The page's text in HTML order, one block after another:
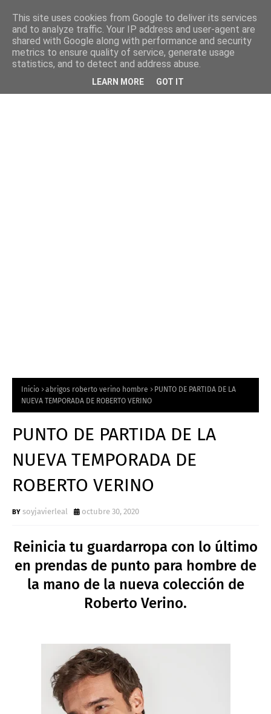
Inicio abrigos roberto verino hombre
PUNTO DE PARTIDA DE LA
NUEVA TEMPORADA DE ROBERTO VERINO
PUNTO DE PARTIDA DE LA
NUEVA TEMPORADA DE
ROBERTO VERINO
soyjavierleal octubre 30, 2020
Reinicia tu guardarropa con lo último
en prendas de punto para hombre de
la mano de la nueva colección de
Roberto Verino.
This site uses cookies from Google to deliver its services
and to analyze traffic. Your IP address and user-agent are
shared with Google along with performance and security
metrics to ensure quality of service, generate usage
statistics, and to detect and address abuse.
LEARN MORE GOT IT